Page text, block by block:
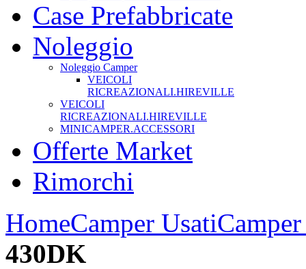
Case Prefabbricate
Noleggio
Noleggio Camper
VEICOLI
RICREAZIONALI.HIREVILLE
VEICOLI
RICREAZIONALI.HIREVILLE
MINICAMPER.ACCESSORI
Offerte Market
Rimorchi
HomeCamper Usati
430DK